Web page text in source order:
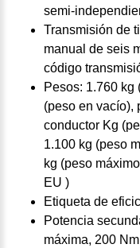
semi-
Transmisión de
manual de seis
código
Pesos: 1.760 kg
(peso en vacío),
conductor Kg
1.100 kg (peso
kg (peso
EU )
Etiqueta de
Potencia
máxima, 200